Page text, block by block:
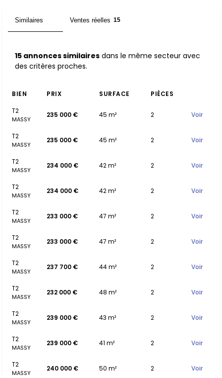
Similaires Ventes réelles 15
15 annonces similaires dans le même secteur avec
des critères proches.
BIEN PRIX SURFACE
PIÈCES
T2
MASSY
235 000 € 45 m² 2 Voir
T2
MASSY
235 000 € 45 m² 2 Voir
T2
MASSY
234 000 € 42 m² 2 Voir
T2
MASSY
234 000 € 42 m² 2 Voir
T2
MASSY
233 000 € 47 m² 2 Voir
T2
MASSY
233 000 € 47 m² 2 Voir
T2
MASSY
237 700 € 44 m² 2 Voir
T2
MASSY
232 000 € 48 m² 2 Voir
T2
MASSY
239 000 € 43 m² 2 Voir
T2
MASSY
239 000 € 41 m² 2 Voir
T2
MASSY
240 000 € 50 m² 2 Voir